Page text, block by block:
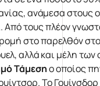
ανάμεσα στους
Από τους πλέον
στο παρελθόν
αλλά και μέλη των
Τάμεσηο οποίος
Το